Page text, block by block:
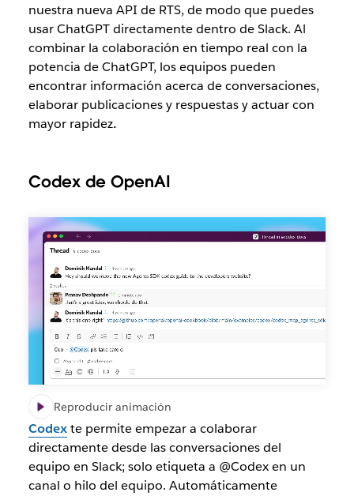
nuestra nueva API de RTS, de modo que puedes
usar ChatGPT directamente dentro de Slack. Al
combinar la colaboración en tiempo real con la
potencia de ChatGPT, los equipos pueden
encontrar información acerca de conversaciones,
elaborar publicaciones y respuestas y actuar con
mayor rapidez.
Codex de OpenAI
Reproducir animación
Codexte permite empezar a colaborar
directamente desde las conversaciones del
equipo en Slack; solo etiqueta a @Codex en un
canal o hilo del equipo. Automáticamente